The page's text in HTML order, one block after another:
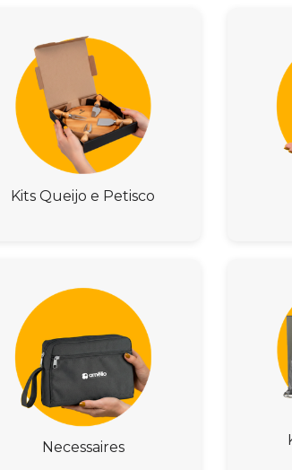
Kits Queijo e Petisco
Necessaires